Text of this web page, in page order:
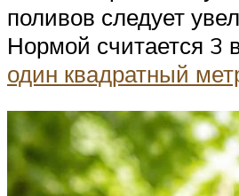
поливов следует
Нормой считается 3
один квадратный